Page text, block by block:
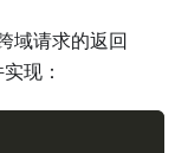
域请求的返回
现：